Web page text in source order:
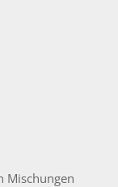
Mischungen